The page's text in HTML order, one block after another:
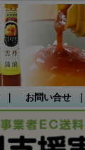
お問い合せ